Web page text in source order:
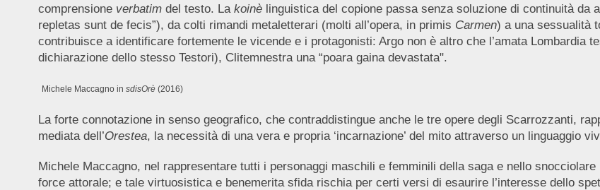
comprensione verbatimdel testo. La koinèlinguistica del copione passa senza soluzione di continuità da
repletas sunt de fecis”), da colti rimandi metaletterari (molti all’opera, in primis Carmen) a una sessualità
contribuisce a identificare fortemente le vicende e i protagonisti: Argo non è altro che l’amata Lombardia
dichiarazione dello stesso Testori), Clitemnestra una “poara gaina devastata".
Michele Maccagno in sdisOrè(2016)
La forte connotazione in senso geografico, che contraddistingue anche le tre opere degli Scarrozzanti,
mediata dell’Orestea, la necessità di una vera e propria ‘incarnazione’ del mito attraverso un linguaggio
Michele Maccagno, nel rappresentare tutti i personaggi maschili e femminili della saga e nello
force attorale; e tale virtuosistica e benemerita sfida rischia per certi versi di esaurire l’interesse dello